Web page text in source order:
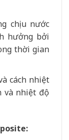
chịu nước
hưởng bởi
thời gian
cách nhiệt
và nhiệt độ